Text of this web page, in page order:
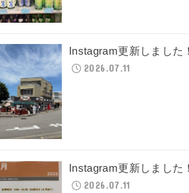
Instagram更新しました！
2026.07.11
Instagram更新しました！
2026.07.11